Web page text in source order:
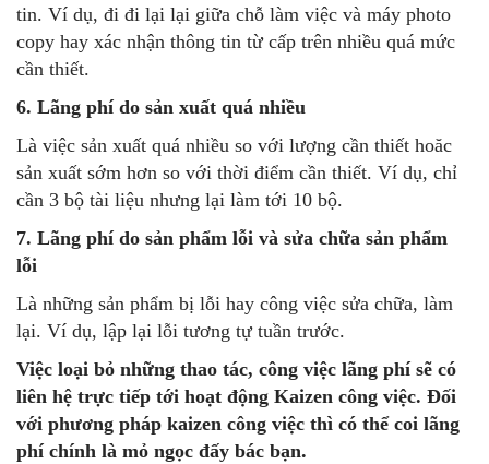
tin. Ví dụ, đi đi lại lại giữa chỗ làm việc và máy photo
copy hay xác nhận thông tin từ cấp trên nhiều quá mức
cần thiết.
6. Lãng phí do sản xuất quá nhiều
Là việc sản xuất quá nhiều so với lượng cần thiết hoăc
sản xuất sớm hơn so với thời điểm cần thiết. Ví dụ, chỉ
cần 3 bộ tài liệu nhưng lại làm tới 10 bộ.
7. Lãng phí do sản phẩm lỗi và sửa chữa sản phẩm
lỗi
Là những sản phẩm bị lỗi hay công việc sửa chữa, làm
lại. Ví dụ, lập lại lỗi tương tự tuần trước.
Việc loại bỏ những thao tác, công việc lãng phí sẽ có
liên hệ trực tiếp tới hoạt động Kaizen công việc. Đối
với phương pháp kaizen công việc thì có thể coi lãng
phí chính là mỏ ngọc đấy bác bạn.